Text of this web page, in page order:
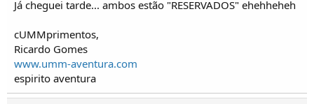
Já cheguei tarde... ambos estão "RESERVADOS" ehehheheh
cUMMprimentos,
Ricardo Gomes
www.umm-aventura.com
espirito aventura